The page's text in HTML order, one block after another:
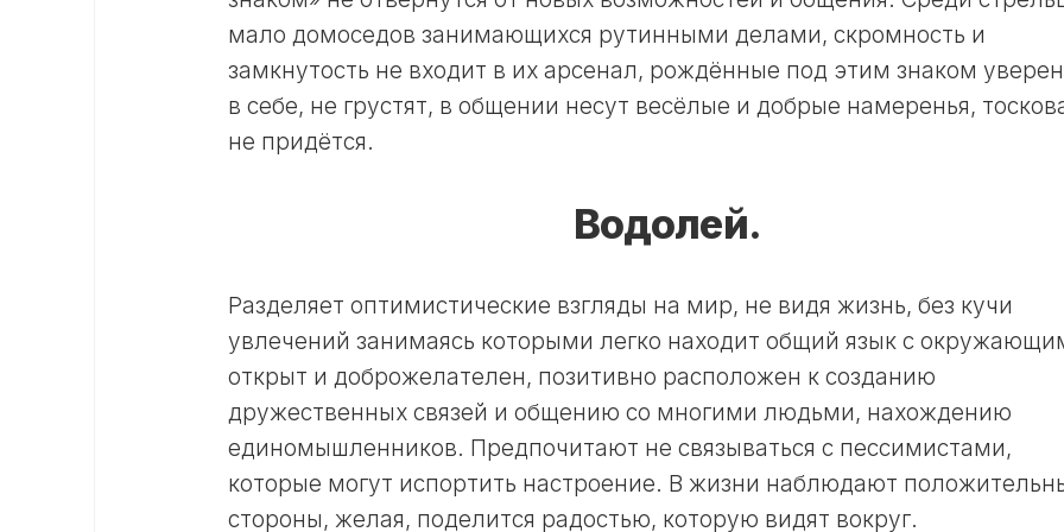
мало домоседов занимающихся рутинными делами, скромность и
замкнутость не входит в их арсенал, рождённые под этим знаком
в себе, не грустят, в общении несут весёлые и добрые намеренья,
не придётся.
Водолей.
Разделяет оптимистические взгляды на мир, не видя жизнь, без кучи
увлечений занимаясь которыми легко находит общий язык с
открыт и доброжелателен, позитивно расположен к созданию
дружественных связей и общению со многими людьми, нахождению
единомышленников. Предпочитают не связываться с пессимистами,
которые могут испортить настроение. В жизни наблюдают
стороны, желая, поделится радостью, которую видят вокруг.